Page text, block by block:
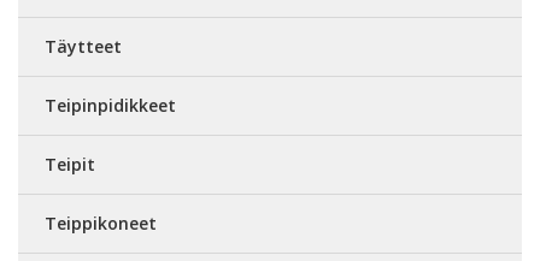
Täytteet
Teipinpidikkeet
Teipit
Teippikoneet